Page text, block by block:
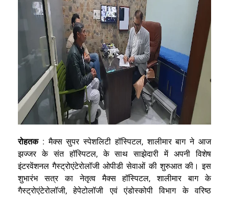
रोहतक: मैक्स सुपर स्पेशलिटी हॉस्पिटल, शालीमार बाग ने आज
झज्जर के संत हॉस्पिटल, के साथ साझेदारी में अपनी विशेष
इंटरवेंशनल गैस्ट्रोएंटेरोलॉजी ओपीडी सेवाओं की शुरुआत की। इस
शुभारंभ सत्र का नेतृत्व मैक्स हॉस्पिटल, शालीमार बाग के
गैस्ट्रोएंटेरोलॉजी, हेपेटोलॉजी एवं एंडोस्कोपी विभाग के वरिष्ठ